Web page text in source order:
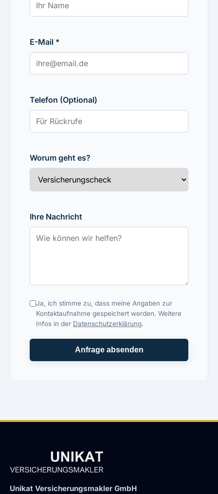
E-Mail *
Telefon (Optional)
Worum geht es?
Ihre Nachricht
Ja, ich stimme zu, dass meine Angaben zur
Kontaktaufnahme gespeichert werden. Weitere
Infos in der Datenschutzerklärung.
Anfrage absenden
Unikat Versicherungsmakler GmbH